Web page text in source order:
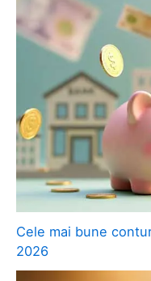
Cele mai bune
2026